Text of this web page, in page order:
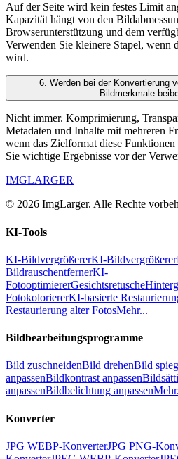
Auf der Seite wird kein festes Limit
Kapazität hängt von den
Browserunterstützung und dem
Verwenden Sie kleinere Stapel, wenn
wird.
6. Werden bei der Konvertierung
Bildmerkmale
Nicht immer. Komprimierung,
Metadaten und Inhalte mit mehreren
wenn das Zielformat diese
Sie wichtige Ergebnisse vor der
IMGLARGER
© 2026 ImgLarger. Alle Rechte
KI-Tools
KI-BildvergrößererKI-Bildvergrößerer
BildrauschentfernerKI-
FotooptimiererGesichtsretusche
FotokoloriererKI-basierte
Restaurierung alter FotosMehr...
Bildbearbeitungsprogramme
Bild zuschneidenBild drehenBild
anpassenBildkontrast anpassen
anpassenBildbelichtung anpassen
Konverter
JPG WEBP-KonverterJPG PNG-